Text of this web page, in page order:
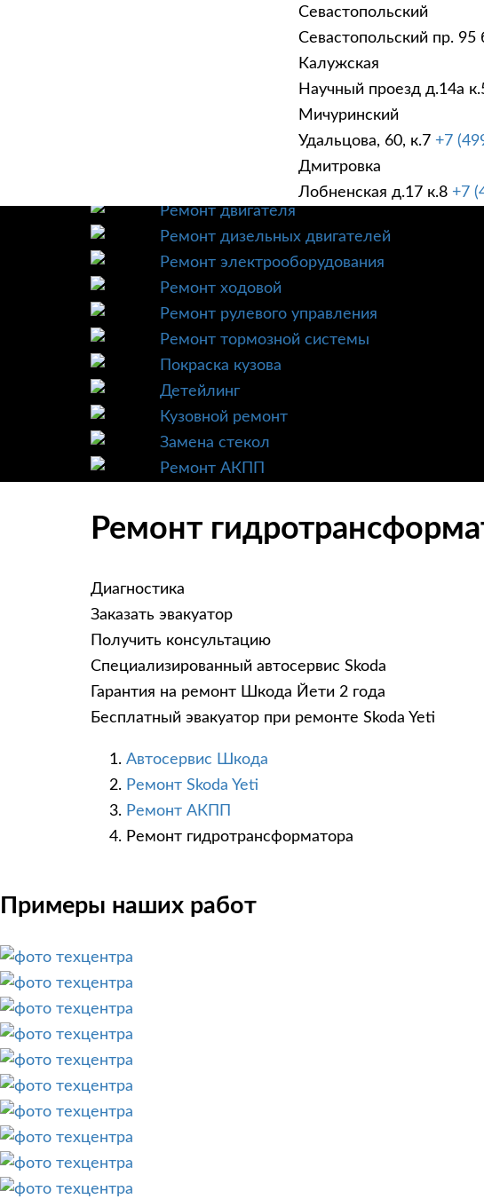
Севастопольский
Севастопольский пр. 95
Калужская
Научный проезд д.14а
Мичуринский
Удальцова, 60, к.7 +7
Дмитровка
Лобненская д.17 к.8 +7
УСЛУГИ
Техническое обслуживание
Ремонт трансмиссии
Ремонт двигателя
Ремонт дизельных двигателей
Ремонт электрооборудования
Ремонт ходовой
Ремонт рулевого управления
Ремонт тормозной системы
Покраска кузова
Детейлинг
Кузовной ремонт
Замена стекол
Ремонт АКПП
Ремонт
Диагностика
Заказать эвакуатор
Получить консультацию
Специализированный автосервис Skoda
Гарантия на ремонт Шкода Йети 2 года
Бесплатный эвакуатор при ремонте Skoda Yeti
Автосервис Шкода
Ремонт Skoda Yeti
Ремонт АКПП
Ремонт гидротрансформатора
Примеры наших работ